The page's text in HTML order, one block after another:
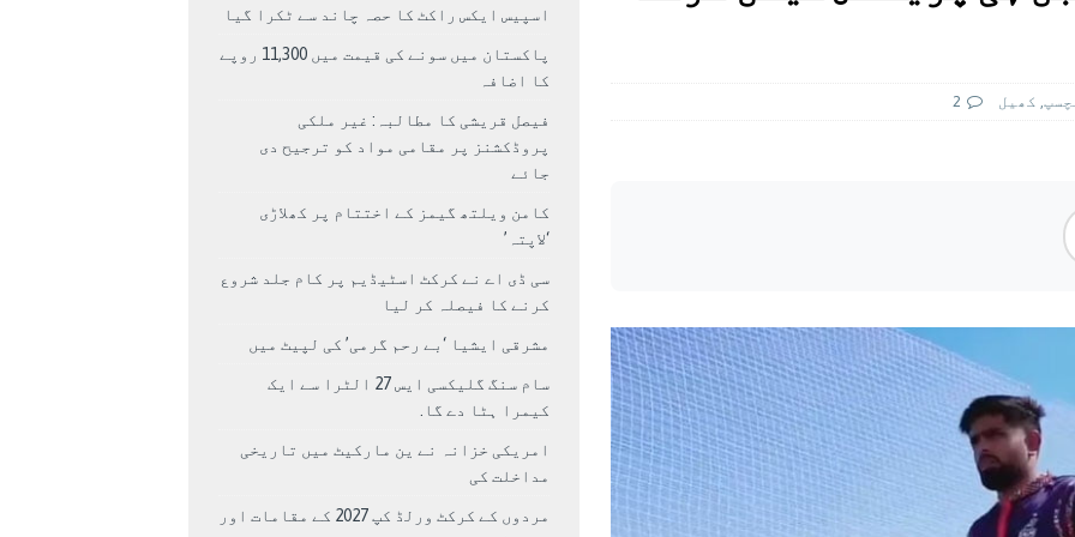
پر کام جلد شروع کرنے کا فیصلہ کر لیا پاکستان
حصہ چاند سے ٹکرا گیا
, کھيل 2
اسپیس ایکس راکٹ کا حصہ چاند سے ٹکرا گیا
پاکستان میں سونے کی قیمت میں 11,300 روپے
کا اضافہ
فیصل قریشی کا مطالبہ: غیر ملکی
پروڈکشنز پر مقامی مواد کو ترجیح دی
جائے
کامن ویلتھ گیمز کے اختتام پر کھلاڑی
‘لاپتہ’
سی ڈی اے نے کرکٹ اسٹیڈیم پر کام جلد شروع
کرنے کا فیصلہ کر لیا
مشرقی ایشیا ‘بے رحم گرمی’ کی لپیٹ میں
سام سنگ گلیکسی ایس 27 الٹرا سے ایک
کیمرا ہٹا دے گا.
امریکی خزانہ نے ین مارکیٹ میں تاریخی
مداخلت کی
مردوں کے کرکٹ ورلڈ کپ 2027 کے مقامات اور